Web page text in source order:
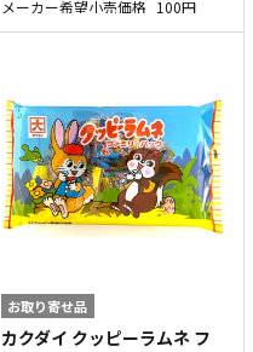
メーカー希望小売価格 100円
お取り寄せ品
カクダイ クッピーラムネ フ